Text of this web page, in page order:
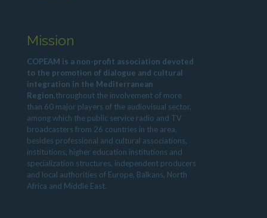
Mission
COPEAM is a non-profit association devoted
to the promotion of dialogue and cultural
integration in the Mediterranean
Region,throughout the involvement of more
than 60 major players of the audiovisual sector,
among which the public service radio and TV
broadcasters from 26 countries in the area,
besides professional and cultural associations,
institutions, higher education institutions and
specialization structures, independent producers
and local authorities of Europe, Balkans, North
Africa and Middle East.